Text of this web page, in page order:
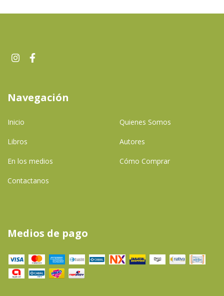
Navegación
Inicio Quienes Somos
Libros Autores
En los medios Cómo Comprar
Contactanos
Medios de pago